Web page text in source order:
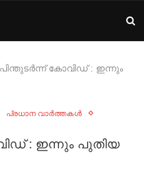
പിന്തുടർന്ന് കോവിഡ് : ഇന്നും
പ്രധാന വാർത്തകൾ
: ഇന്നും പുതിയ